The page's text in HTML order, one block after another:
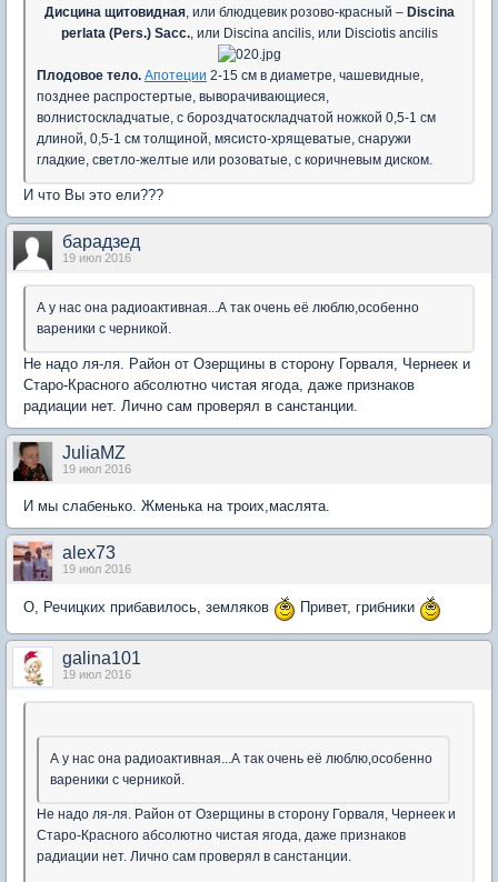
Дисцина щитовидная, или блюдцевик розово-красный – Discina
perlata (Pers.) Sacc., или Discina ancilis, или Disciotis ancilis
Плодовое тело. Апотеции 2-15 см в диаметре, чашевидные,
позднее распростертые, выворачивающиеся,
волнистоскладчатые, с бороздчатоскладчатой ножкой 0,5-1 см
длиной, 0,5-1 см толщиной, мясисто-хрящеватые, снаружи
гладкие, светло-желтые или розоватые, с коричневым диском.
И что Вы это ели???
барадзед
19 июл 2016
А у нас она радиоактивная...А так очень её люблю,особенно
вареники с черникой.
Не надо ля-ля. Район от Озерщины в сторону Горваля, Чернеек и
Старо-Красного абсолютно чистая ягода, даже признаков
радиации нет. Лично сам проверял в санстанции.
JuliaMZ
19 июл 2016
И мы слабенько. Жменька на троих,маслята.
alex73
19 июл 2016
О, Речицких прибавилось, земляков Привет, грибники
galina101
19 июл 2016
А у нас она радиоактивная...А так очень её люблю,особенно
вареники с черникой.
Не надо ля-ля. Район от Озерщины в сторону Горваля, Чернеек и
Старо-Красного абсолютно чистая ягода, даже признаков
радиации нет. Лично сам проверял в санстанции.